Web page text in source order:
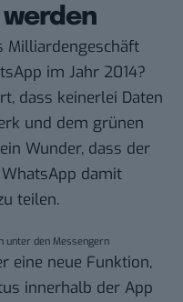
Milliardengeschäft
im Jahr 2014?
dass keinerlei Daten
und dem grünen
Wunder, dass der
damit
teilen.
unter den Messengern
eine neue Funktion,
innerhalb der App